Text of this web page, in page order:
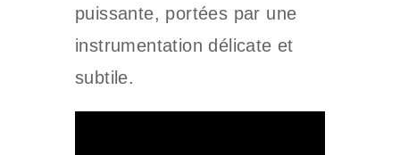
puissante, portées par une
instrumentation délicate et
subtile.